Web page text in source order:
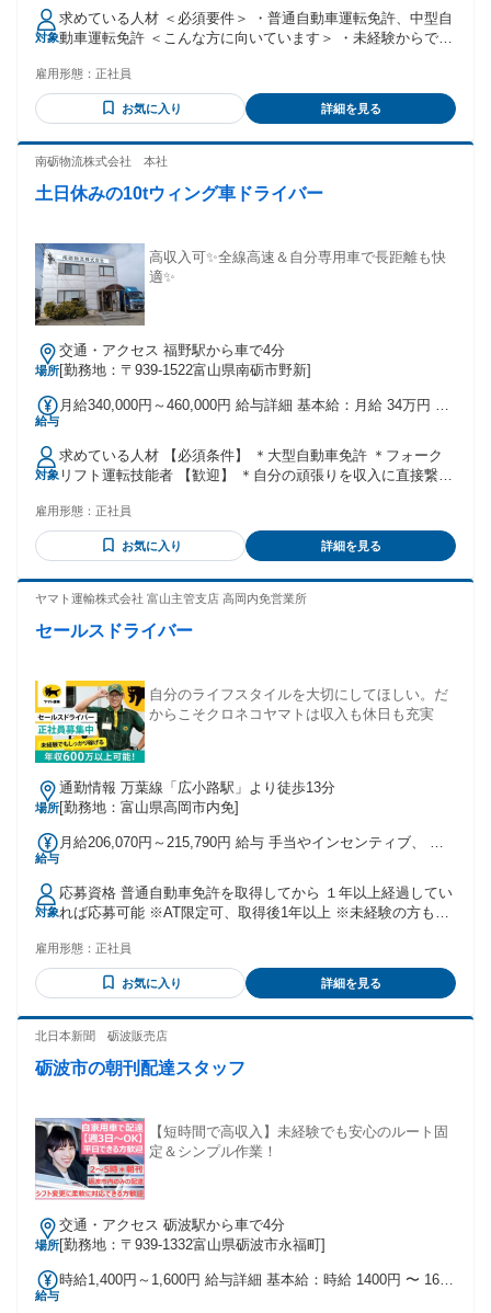
払われる通勤・皆勤・家族手当金額：なし 全員に一律で支払
われるその他手当金額：なし 昇給年1回 賞与年2回 交通費規
定支給 家族手当
対象
求めている人材 ＜必須要件＞ ・普通自動車運転免許、中型自
動車運転免許 ＜こんな方に向いています＞ ・未経験からでも
なく長く働き続けたい方 ・運転が好きで、コツコツと決まっ
た業務に取り組める方 年齢の条件と理由：あり（例外事由1
号・59歳以下（60歳定年のため））
雇用形態： 正社員
お気に入り 詳細を見る
南砺物流株式会社 本社
土日休みの10tウィング車ドライバー
高収入可✨全線高速＆自分専用車で長距離も快
適✨
場所
交通・アクセス 福野駅から車で4分
[勤務地：〒939-1522富山県南砺市野新]
給与
月給340,000円～460,000円 給与詳細 基本給：月給 34万円 〜
れる通勤・皆勤・家族手当金額：なし 全員に一律で支払われ
るその他手当金額：なし ※給与は個別の能力・担当方面/荷物
を考慮し決定します。 ※基本給には諸手当を含みます。 【賞
与について】 ✅決算月(3月)の業績により別途賞与を支給する
対象
求めている人材 【必須条件】 ＊大型自動車免許 ＊フォーク
リフト運転技能者 【歓迎】 ＊自分の頑張りを収入に直接繋げ
トレスから解放され、安全・快適に長く走り続けたい方 ＊家
族や趣味の時間を大切にしたい方 ＊希望を直接相談できる会
社で働きたい方 - 現在、ドライバーは39名。 配車管理や事務
ライバーさんから「富士山の景色が最高だった」「○○の桜が
産をいただいたり。 安全第一ですが、そんな道中の楽しみも
雇用形態： 正社員
お気に入り 詳細を見る
ヤマト運輸株式会社 富山主管支店 高岡内免営業所
セールスドライバー
自分のライフスタイルを大切にしてほしい。だ
からこそクロネコヤマトは収入も休日も充実
場所
通勤情報 万葉線「広小路駅」より徒歩13分
[勤務地：富山県高岡市内免]
給与
月給206,070円～215,790円 給与 手当やインセンティブ、 年
＋インセンティブ ＋地域手当 月収・年収例 30歳、残業25時
間、扶養あり (配偶者+子2人) 入社１年目 月収37万円／年収
473万円 入社５年目 月収40万円／年収589万円 30歳、残業25
時間、独身 入社１年目 月収33万円／年収423万円 入社５年目
用期間中は本採用と同条件 通勤手当 1ヶ月分の定期代相当額
※社内規定による 昇給・昇格 半期に１回の昇給、 １年間に
１回昇格のチャンスあり 賞与 半期賞与年2回 業績及び人事評
価に応じて決定 ※社内規定による
対象
応募資格 普通自動車免許を取得してから １年以上経過してい
れば応募可能 ※AT限定可、取得後1年以上 ※未経験の方も歓
働き始められます
雇用形態： 正社員
お気に入り 詳細を見る
北日本新聞 砺波販売店
砺波市の朝刊配達スタッフ
【短時間で高収入】未経験でも安心のルート固
定＆シンプル作業！
場所
交通・アクセス 砺波駅から車で4分
[勤務地：〒939-1332富山県砺波市永福町]
給与
時給1,400円～1,600円 給与詳細 基本給：時給 1400円 〜 1600